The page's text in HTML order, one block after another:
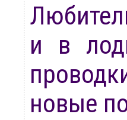
и в
новые